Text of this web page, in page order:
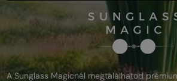
A Sunglass Magicnél megtalálhatod